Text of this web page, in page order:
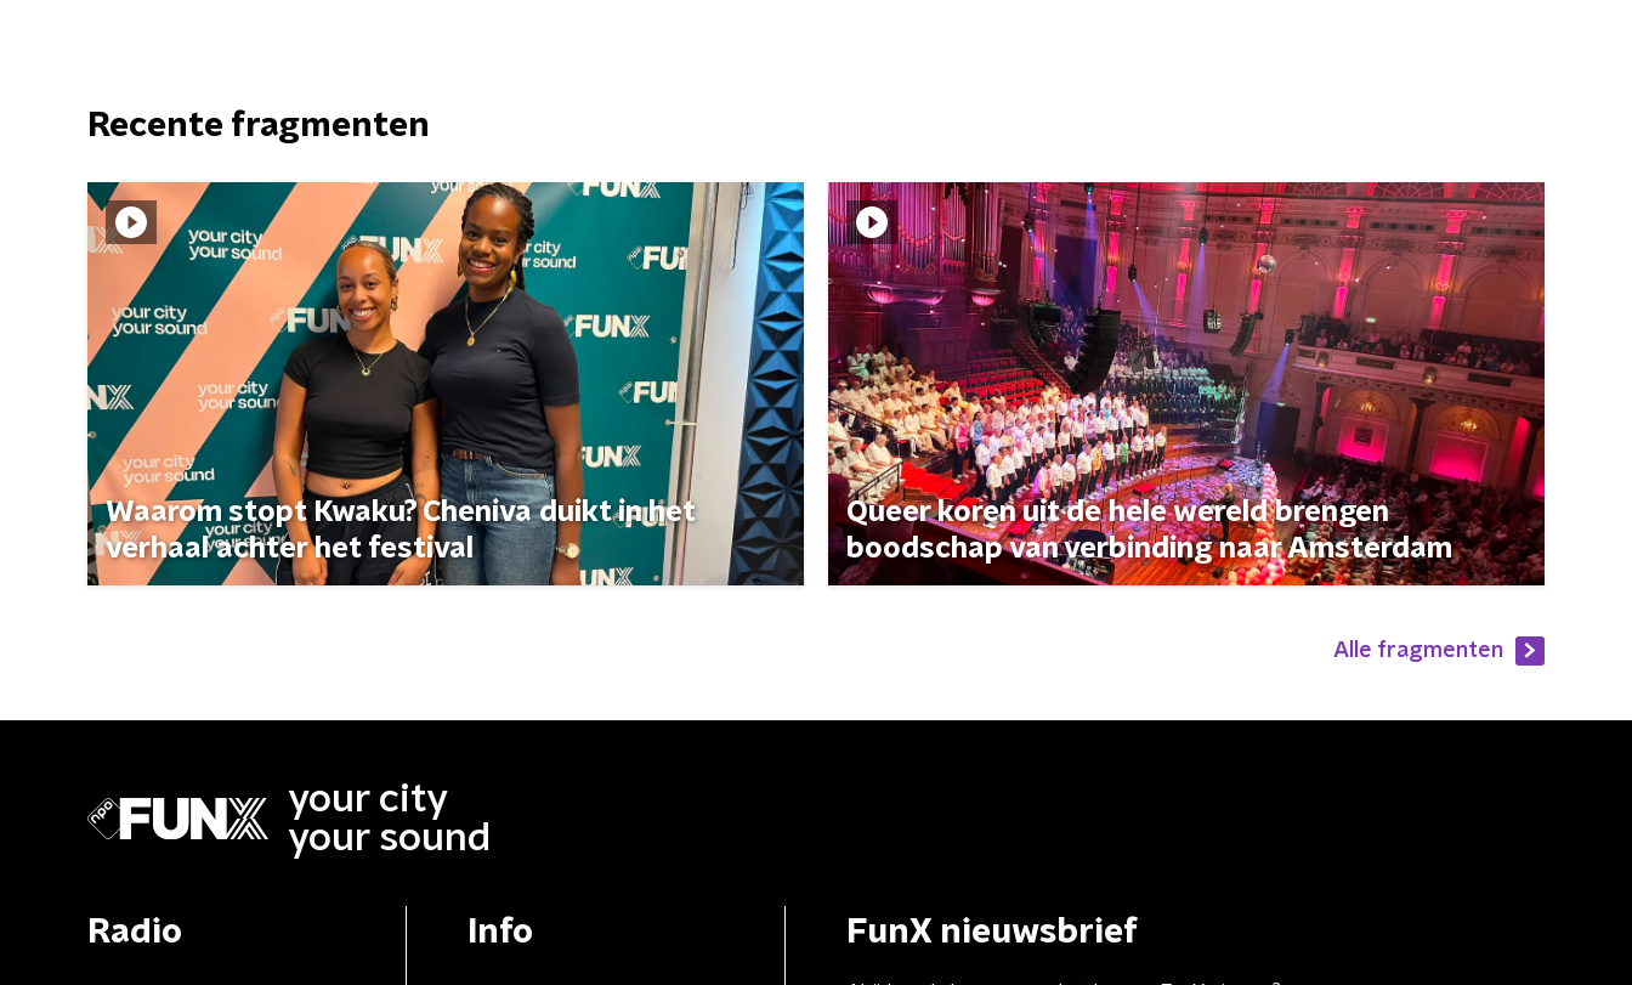
Recente fragmenten
Waarom stopt Kwaku? Cheniva duikt in het
verhaal achter het festival
Queer koren uit de hele wereld brengen
boodschap van verbinding naar Amsterdam
Alle fragmenten
your city
your sound
Radio Info FunX nieuwsbrief